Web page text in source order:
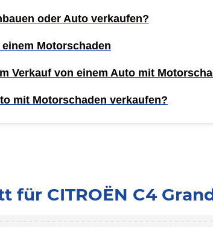
oder Auto verkaufen?
Motorschaden
Verkauf von einem Auto mit
mit Motorschaden verkaufen?
CITROËN C4